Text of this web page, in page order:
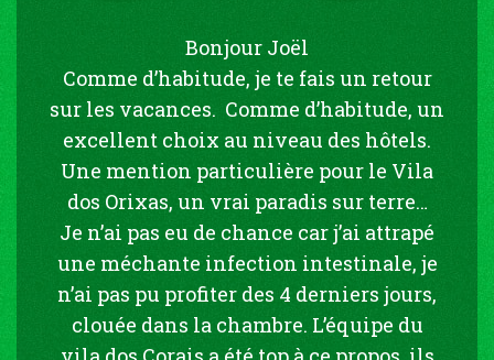
Bonjour Joël
Comme d’habitude, je te fais un retour
sur les vacances. Comme d’habitude, un
excellent choix au niveau des hôtels.
Une mention particulière pour le Vila
dos Orixas, un vrai paradis sur terre…
Je n’ai pas eu de chance car j’ai attrapé
une méchante infection intestinale, je
n’ai pas pu profiter des 4 derniers jours,
clouée dans la chambre. L’équipe du